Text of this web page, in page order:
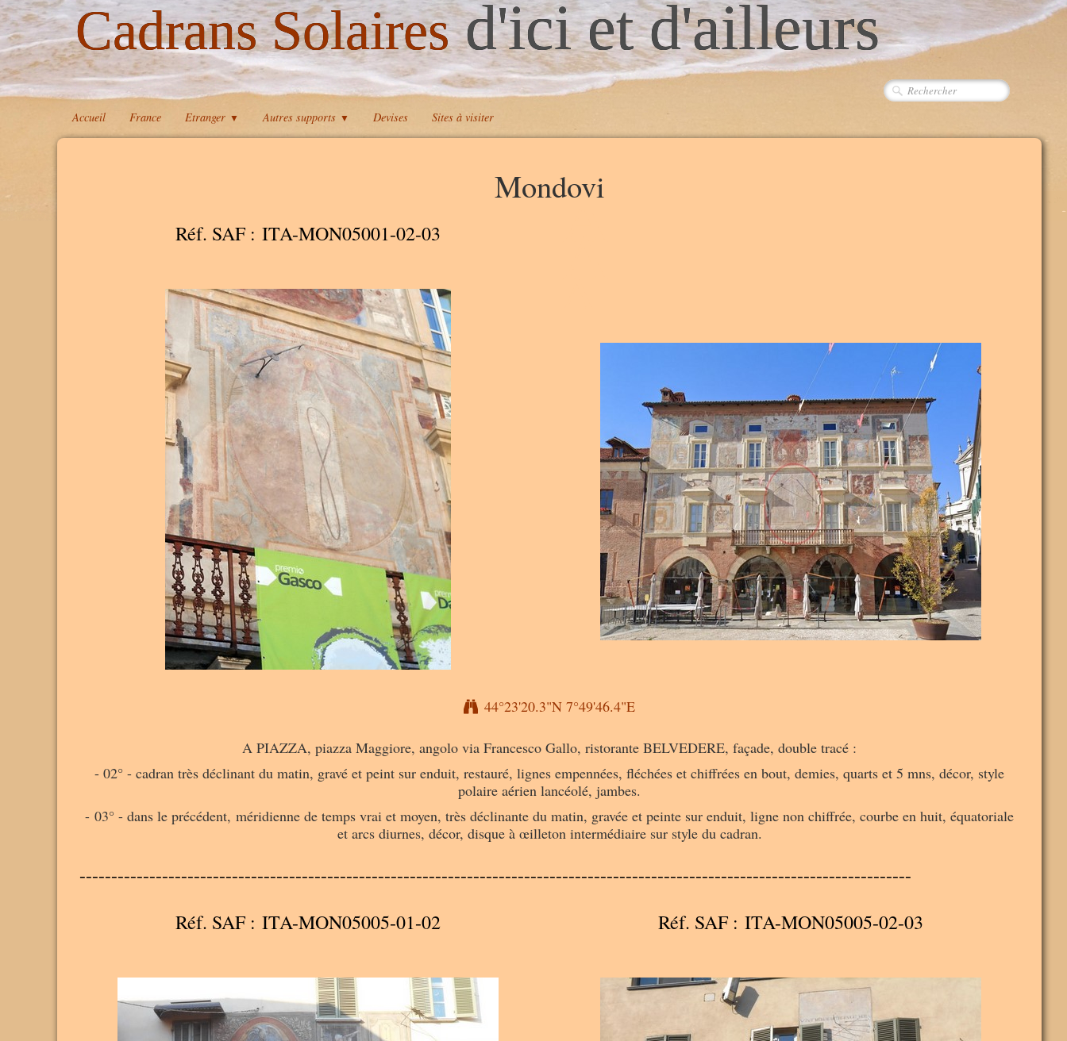
Cadrans Solairesd'ici et d'ailleurs
Accueil France Etranger ▼ Autres supports ▼ Devises Sites à visiter
Mondovi
Réf. SAF : ITA-MON05001-02-03 A
44°23'20.3"N 7°49'46.4"E
A PIAZZA, piazza Maggiore, angolo via Francesco Gallo, ristorante BELVEDERE, façade, double tracé :
- 02° - cadran très déclinant du matin, gravé et peint sur enduit, restauré, lignes empennées, fléchées et chiffrées en bout, demies, quarts et 5 mns, décor, style
polaire aérien lancéolé, jambes.
- 03° - dans le précédent, méridienne de temps vrai et moyen, très déclinante du matin, gravée et peinte sur enduit, ligne non chiffrée, courbe en huit, équatoriale
et arcs diurnes, décor, disque à œilleton intermédiaire sur style du cadran.
-----------------------------------------------------------------------------------------------------------------------------------
Réf. SAF : ITA-MON05005-01-02
Réf. SAF : ITA-MON05005-02-03